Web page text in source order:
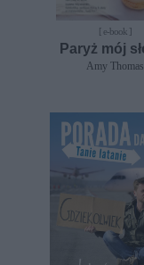
[ e-book ]
Paryż mój
Amy Thomas